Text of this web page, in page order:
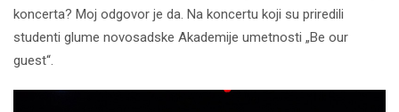
koncerta? Moj odgovor je da. Na koncertu koji su priredili
studenti glume novosadske Akademije umetnosti „Be our
guest“.